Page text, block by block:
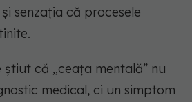
senzația că procesele
că „ceața mentală” nu
medical, ci un simptom